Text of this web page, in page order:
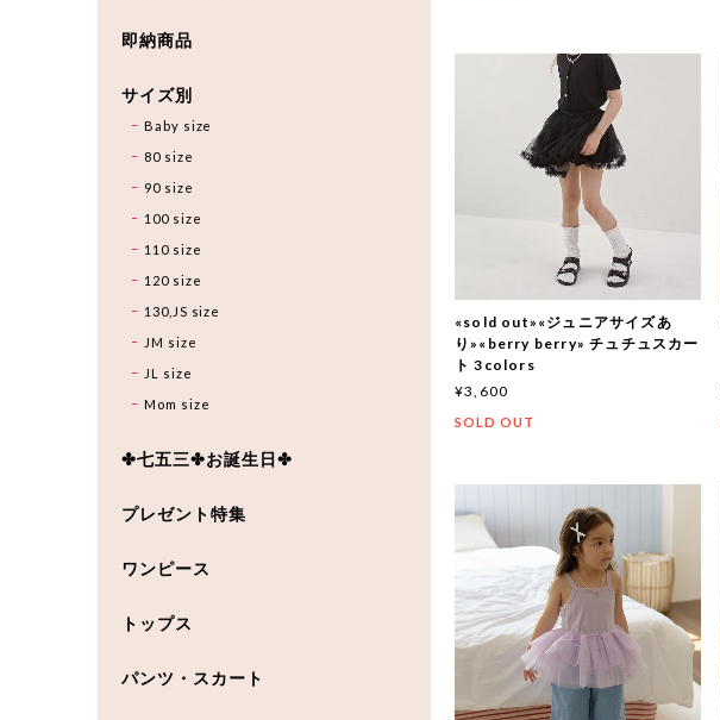
«sold out»«ジュニアサイズあ
り»«berry berry» チュチュスカー
ト 3colors
¥3,600
SOLD OUT
即納商品
サイズ別
Baby size
80 size
90 size
100 size
110 size
120 size
130,JS size
JM size
JL size
Mom size
✤七五三✤お誕生日✤
プレゼント特集
ワンピース
トップス
パンツ・スカート